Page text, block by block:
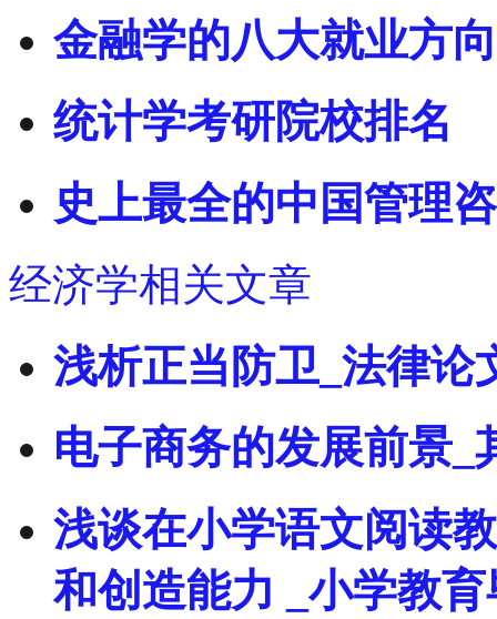
金融学的八大就业方
统计学考研院校排名
史上最全的中国管理
经济学相关文章
浅析正当防卫_法律论
电子商务的发展前景_
浅谈在小学语文阅读
和创造能力 _小学教